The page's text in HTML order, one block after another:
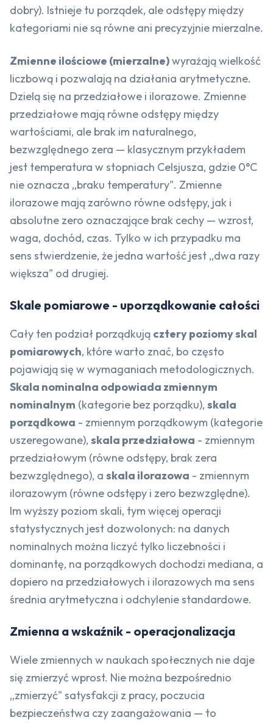
dobry). Istnieje tu porządek, ale odstępy między
kategoriami nie są równe ani precyzyjnie mierzalne.
Zmienne ilościowe (mierzalne)wyrażają wielkość
liczbową i pozwalają na działania arytmetyczne.
Dzielą się na przedziałowe i ilorazowe. Zmienne
przedziałowe mają równe odstępy między
wartościami, ale brak im naturalnego,
bezwzględnego zera — klasycznym przykładem
jest temperatura w stopniach Celsjusza, gdzie 0°C
nie oznacza „braku temperatury". Zmienne
ilorazowe mają zarówno równe odstępy, jak i
absolutne zero oznaczające brak cechy — wzrost,
waga, dochód, czas. Tylko w ich przypadku ma
sens stwierdzenie, że jedna wartość jest „dwa razy
większa" od drugiej.
Skale pomiarowe - uporządkowanie całości
Cały ten podział porządkują cztery poziomy skal
pomiarowych, które warto znać, bo często
pojawiają się w wymaganiach metodologicznych.
Skala nominalna odpowiada zmiennym
nominalnym (kategorie bez porządku), skala
porządkowa - zmiennym porządkowym (kategorie
uszeregowane), skala przedziałowa - zmiennym
przedziałowym (równe odstępy, brak zera
bezwzględnego), a skala ilorazowa - zmiennym
ilorazowym (równe odstępy i zero bezwzględne).
Im wyższy poziom skali, tym więcej operacji
statystycznych jest dozwolonych: na danych
nominalnych można liczyć tylko liczebności i
dominantę, na porządkowych dochodzi mediana, a
dopiero na przedziałowych i ilorazowych ma sens
średnia arytmetyczna i odchylenie standardowe.
Zmienna a wskaźnik - operacjonalizacja
Wiele zmiennych w naukach społecznych nie daje
się zmierzyć wprost. Nie można bezpośrednio
„zmierzyć" satysfakcji z pracy, poczucia
bezpieczeństwa czy zaangażowania — to